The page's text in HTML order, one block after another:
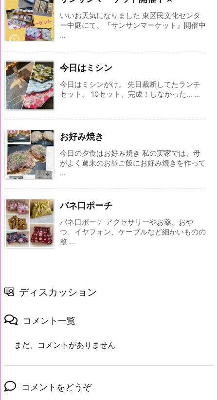
いいお天気になりました 東区民文化センタ
ー中庭にて、『サンサンマーケット』開催中
...
今日はミシン
今日はミシンがけ。 先日裁断してたランチ
セット。 10セット、完成！しなかった… ...
お好み焼き
今日の夕食はお好み焼き 私の実家では、母
がよく週末のお昼ご飯にお好み焼きを作って
...
バネ口ポーチ
バネ口ポーチ アクセサリーやお薬、おや
つ、イヤフォン、ケーブルなど細かいものの
整 ...
ディスカッション
コメント一覧
まだ、コメントがありません
コメントをどうぞ